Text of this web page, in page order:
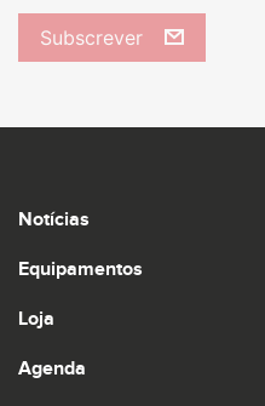
Subscrever
Notícias
Equipamentos
Loja
Agenda